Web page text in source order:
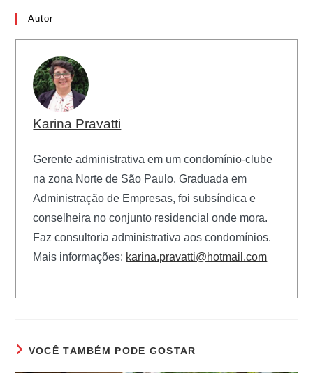
Autor
Karina Pravatti
Gerente administrativa em um condomínio-clube
na zona Norte de São Paulo. Graduada em
Administração de Empresas, foi subsíndica e
conselheira no conjunto residencial onde mora.
Faz consultoria administrativa aos condomínios.
Mais informações: karina.pravatti@hotmail.com
VOCÊ TAMBÉM PODE GOSTAR